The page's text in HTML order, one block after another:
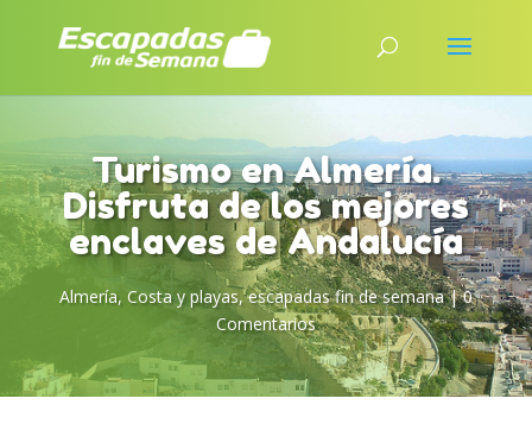
Turismo en Almería.
Disfruta de los mejores
enclaves de Andalucía
Almería, Costa y playas,escapadas fin de semana|0
Comentarios